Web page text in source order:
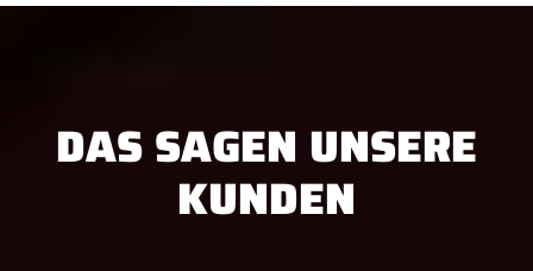
DAS SAGEN UNSERE
KUNDEN